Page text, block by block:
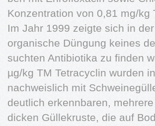
Konzentration von 0,81 mg/kg
Im Jahr 1999 zeigte sich in
organische Düngung keines
suchten Antibiotika zu finden
µg/kg TM Tetracyclin wurden
nachweislich mit
deutlich erkennbaren,
dicken Güllekruste, die auf